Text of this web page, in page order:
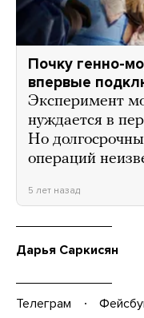
Почку генно-
впервые
Эксперимент
нуждается в
Но
операций
5 лет назад
Дарья Саркисян
Телеграм